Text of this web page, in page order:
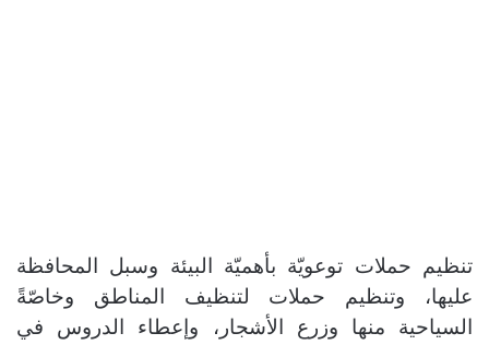
تنظيم حملات توعويّة بأهميّة البيئة وسبل المحافظة
عليها، وتنظيم حملات لتنظيف المناطق وخاصّةً
السياحية منها وزرع الأشجار، وإعطاء الدروس في